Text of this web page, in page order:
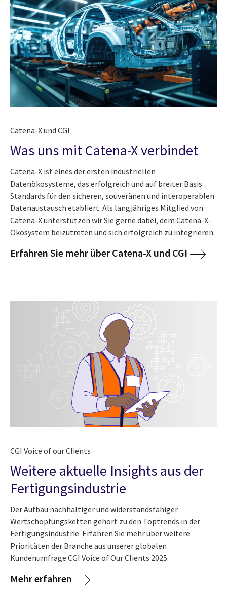
Catena-X und CGI
Was uns mit Catena-X verbindet
Catena-X ist eines der ersten industriellen
Datenökosysteme, das erfolgreich und auf breiter Basis
Standards für den sicheren, souveränen und interoperablen
Datenaustausch etabliert. Als langjähriges Mitglied von
Catena-X unterstützen wir Sie gerne dabei, dem Catena-X-
Ökosystem beizutreten und sich erfolgreich zu integrieren.
Erfahren Sie mehr über Catena-X und CGI
CGI Voice of our Clients
Weitere aktuelle Insights aus der
Fertigungsindustrie
Der Aufbau nachhaltiger und widerstandsfähiger
Wertschöpfungsketten gehört zu den Toptrends in der
Fertigungsindustrie. Erfahren Sie mehr über weitere
Prioritäten der Branche aus unserer globalen
Kundenumfrage CGI Voice of Our Clients 2025.
Mehr erfahren